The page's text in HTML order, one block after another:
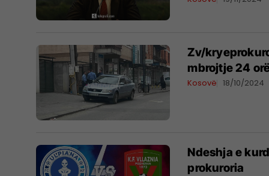
Zv/
mbrojtje 24
Kosovë 18/10/2024
Ndeshja e
prokuroria